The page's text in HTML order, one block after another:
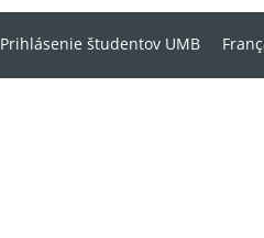
Prihlásenie študentov UMB